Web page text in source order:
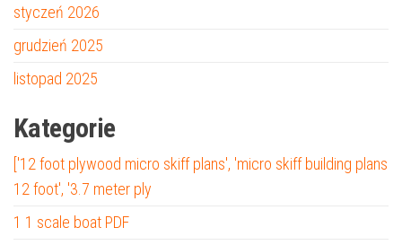
styczeń 2026
grudzień 2025
listopad 2025
Kategorie
['12 foot plywood micro skiff plans', 'micro skiff building plans
12 foot', '3.7 meter ply
1 1 scale boat PDF